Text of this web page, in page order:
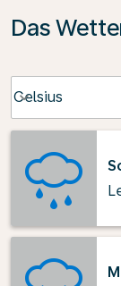
Das
Celsius
keyboard_arrow_down